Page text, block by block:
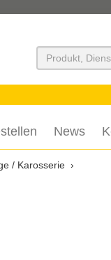
Suchen
News
/ Karosserie